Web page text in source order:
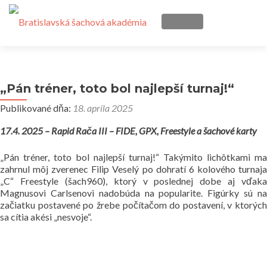
PREPÍNATEĽNÁ
Šachový tréning
Kalendár
Kontakt
„Pán tréner, toto bol najlepší turnaj!“
Publikované dňa: 18. apríla 2025
17.4. 2025 – Rapid Rača III – FIDE, GPX, Freestyle a šachové karty
„Pán tréner, toto bol najlepší turnaj!“ Takýmito lichôtkami ma
zahrnul môj zverenec Filip Veselý po dohratí 6 kolového turnaja
„C“ Freestyle (šach960), ktorý v poslednej dobe aj vďaka
Magnusovi Carlsenovi nadobúda na popularite. Figúrky sú na
začiatku postavené po žrebe počítačom do postavení, v ktorých
sa cítia akési „nesvoje“.